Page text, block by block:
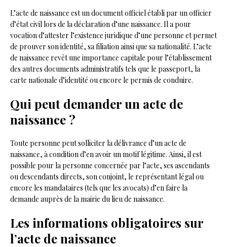
L’acte de naissance est un document officiel établi par un officier
d’état civil lors de la déclaration d’une naissance. Il a pour
vocation d’attester l’existence juridique d’une personne et permet
de prouver son identité, sa filiation ainsi que sa nationalité. L’acte
de naissance revêt une importance capitale pour l’établissement
des autres documents administratifs tels que le passeport, la
carte nationale d’identité ou encore le permis de conduire.
Qui peut demander un acte de
naissance ?
Toute personne peut solliciter la délivrance d’un acte de
naissance, à condition d’en avoir un motif légitime. Ainsi, il est
possible pour la personne concernée par l’acte, ses ascendants
ou descendants directs, son conjoint, le représentant légal ou
encore les mandataires (tels que les avocats) d’en faire la
demande auprès de la mairie du lieu de naissance.
Les informations obligatoires sur
l’acte de naissance